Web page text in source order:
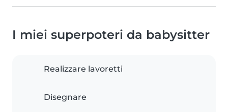
I miei superpoteri da babysitter
Realizzare lavoretti
Disegnare